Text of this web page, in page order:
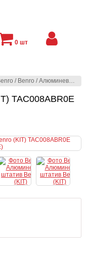
/ Benro /Алюминевый штатив Benro (KIT) TAC008ABR0E (TAC008ABR0E)
TAC008ABR0E
0 шт